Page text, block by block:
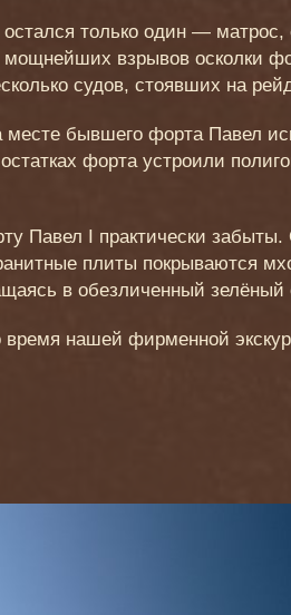
только один —
взрывов осколки
судов, стоявших на
бывшего форта Павел
форта устроили
Павел І практически забыты.
плиты покрываются
в обезличенный зелёный
время нашей фирменной